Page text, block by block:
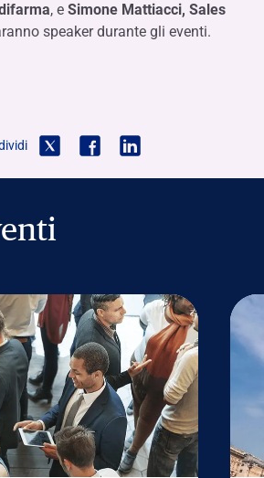
, e Simone Mattiacci, Sales
speaker durante gli eventi.